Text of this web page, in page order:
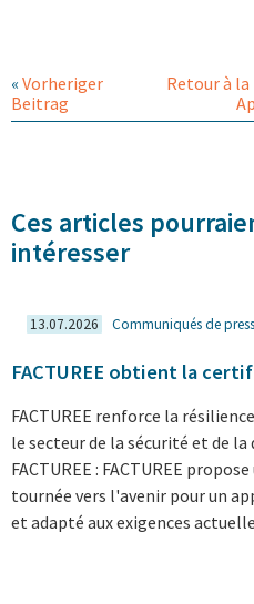
« Vorheriger
Beitrag
Retour à la
Ces articles
intéresser
13.07.2026 Communiqués de
FACTUREE obtient la
FACTUREE renforce la
le secteur de la sécurité et de
FACTUREE : FACTUREE
tournée vers l'avenir pour un
et adapté aux exigences